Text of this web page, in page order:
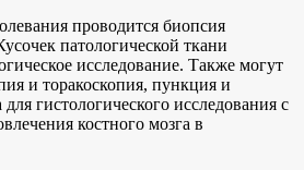
проводится биопсия
патологической ткани
исследование. Также могут
и торакоскопия, пункция и
гистологического исследования с
костного мозга в